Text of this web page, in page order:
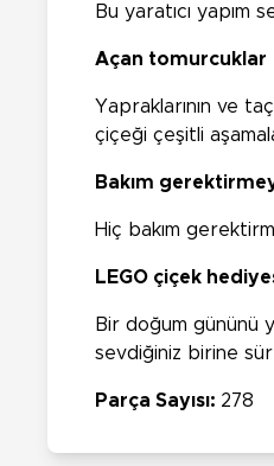
Bu yaratıcı yapım
Açan tomurcuklar
Yapraklarının ve
çiçeği çeşitli
Bakım
Hiç bakım
LEGO çiçek
Bir doğum gününü
sevdiğiniz birine
Parça Sayısı: 278